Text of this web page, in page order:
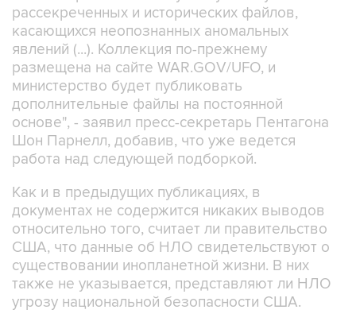
явлений (...). Коллекция по-прежнему
размещена на сайте WAR.GOV/UFO, и
министерство будет публиковать
дополнительные файлы на постоянной
основе", - заявил пресс-секретарь Пентагона
Шон Парнелл, добавив, что уже ведется
работа над следующей подборкой.
Как и в предыдущих публикациях, в
относительно того, считает ли правительство
США, что данные об НЛО свидетельствуют о
существовании инопланетной жизни. В них
также не указывается, представляют ли НЛО
угрозу национальной безопасности США.
В Пентагоне подчеркивают, что публикация